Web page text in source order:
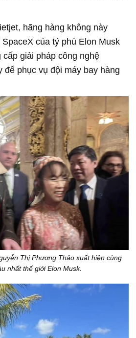
hãng hàng không này
của tỷ phú Elon Musk
giải pháp công nghệ
để phục vụ đội máy bay hàng
Thị Phương Thảo xuất hiện cùng
nhất thế giới Elon Musk.